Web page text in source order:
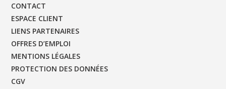
CONTACT
ESPACE CLIENT
LIENS PARTENAIRES
OFFRES D’EMPLOI
MENTIONS LÉGALES
PROTECTION DES DONNÉES
CGV